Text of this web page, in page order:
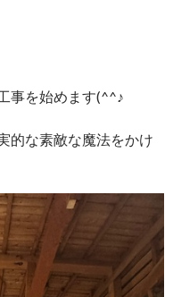
事を始めます(^^♪
的な素敵な魔法をかけ